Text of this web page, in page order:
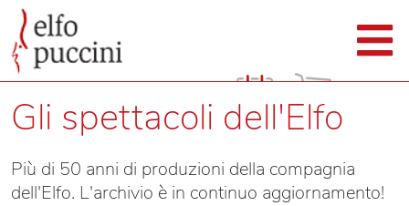
Gli spettacoli dell'Elfo
Più di 50 anni di produzioni della compagnia
dell'Elfo. L'archivio è in continuo aggiornamento!